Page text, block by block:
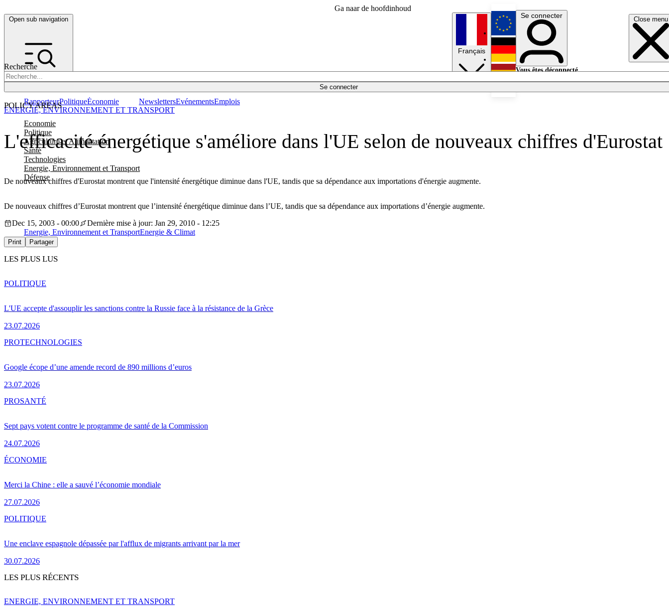
Ga naar de hoofdinhoud
Open sub navigation Close menu
Recherche
Se connecter
POLICY AREAS
Economie
Politique
Agriculture et Alimentation
Santé
Technologies
Energie, Environnement et Transport
Défense
RapporteurPolitiqueÉconomie NewslettersEvénementsEmplois
Français
English
Deutsch
Se connecter
Vous êtes déconnecté.
L'efficacité énergétique s'améliore dans l'UE selon de nouveaux chiffres d'Eurostat
De nouveaux chiffres d'Eurostat montrent que l'intensité énergétique diminue dans l'UE, tandis que sa dépendance aux importations d'énergie augmente.
ENERGIE, ENVIRONNEMENT ET TRANSPORT
De nouveaux chiffres d’Eurostat montrent que l’intensité énergétique diminue dans l’UE, tandis que sa dépendance aux importations d’énergie augmente.
Dec 15, 2003 - 00:00
Dernière mise à jour: Jan 29, 2010 - 12:25
Energie, Environnement et TransportEnergie & Climat
Print Partager
LES PLUS LUS
L'UE accepte d'assouplir les sanctions contre la Russie face à la résistance de la Grèce
23.07.2026
POLITIQUE
Google écope d’une amende record de 890 millions d’euros
23.07.2026
PROTECHNOLOGIES
Sept pays votent contre le programme de santé de la Commission
24.07.2026
PROSANTÉ
Merci la Chine : elle a sauvé l’économie mondiale
27.07.2026
ÉCONOMIE
Une enclave espagnole dépassée par l'afflux de migrants arrivant par la mer
30.07.2026
POLITIQUE
LES PLUS RÉCENTS
ENERGIE, ENVIRONNEMENT ET TRANSPORT